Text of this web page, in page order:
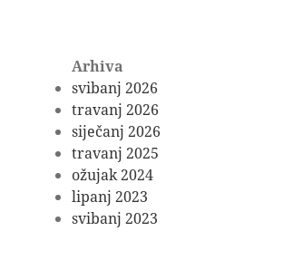
Arhiva
svibanj 2026
travanj 2026
siječanj 2026
travanj 2025
ožujak 2024
lipanj 2023
svibanj 2023